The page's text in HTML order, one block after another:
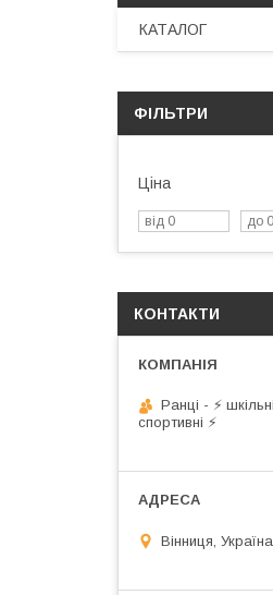
КАТАЛОГ
ФІЛЬТРИ
Ціна
КОНТАКТИ
Ранці - ⚡
спортивні ⚡
Вінниця, Україна